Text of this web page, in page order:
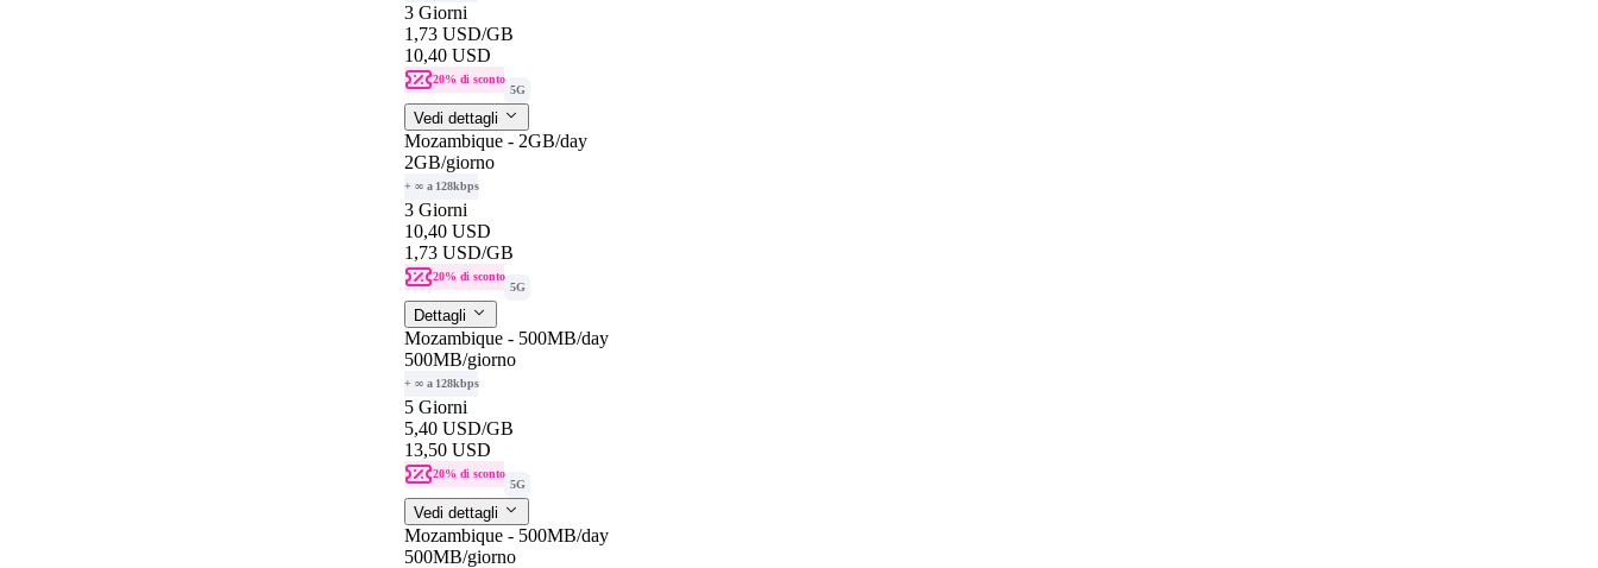
3 Giorni
1,73 USD/GB
10,40 USD
20% di sconto
5G
Vedi dettagli
Mozambique - 2GB/day
2GB/giorno
+ ∞ a 128kbps
3 Giorni
10,40 USD
1,73 USD/GB
20% di sconto
5G
Dettagli
Mozambique - 500MB/day
500MB/giorno
+ ∞ a 128kbps
5 Giorni
5,40 USD/GB
13,50 USD
20% di sconto
5G
Vedi dettagli
Mozambique - 500MB/day
500MB/giorno